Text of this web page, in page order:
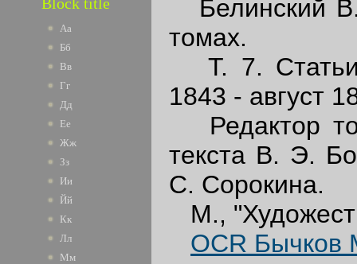
Аа
Бб
Вв
Гг
Дд
Ее
Жж
Зз
Ии
Йй
Кк
Лл
Мм
Белинский
томах.
Т. 7. Статьи,
1843 - август
Редактор
текста В. Э.
С. Сорокина.
М.,
OCR Бычков